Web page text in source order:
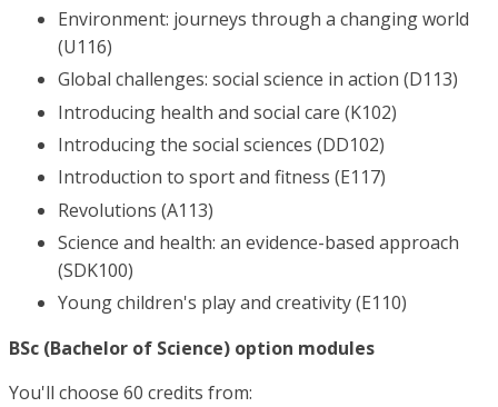
Environment: journeys through a changing world
(U116)
Global challenges: social science in action (D113)
Introducing health and social care (K102)
Introducing the social sciences (DD102)
Introduction to sport and fitness (E117)
Revolutions (A113)
Science and health: an evidence-based approach
(SDK100)
Young children's play and creativity (E110)
BSc (Bachelor of Science) option modules
You'll choose 60 credits from: